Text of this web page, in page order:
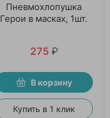
Пневмохлопушка
Герои в масках, 1шт.
275 ₽
В корзину
Купить в 1 клик